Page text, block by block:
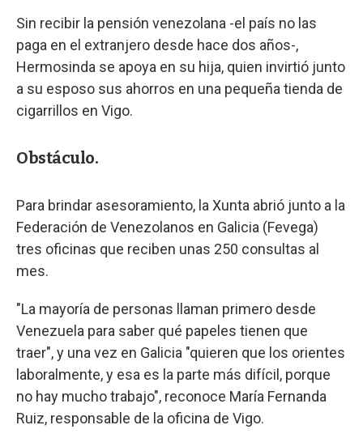
Sin recibir la pensión venezolana -el país no las
paga en el extranjero desde hace dos años-,
Hermosinda se apoya en su hija, quien invirtió junto
a su esposo sus ahorros en una pequeña tienda de
cigarrillos en Vigo.
Obstáculo.
Para brindar asesoramiento, la Xunta abrió junto a la
Federación de Venezolanos en Galicia (Fevega)
tres oficinas que reciben unas 250 consultas al
mes.
"La mayoría de personas llaman primero desde
Venezuela para saber qué papeles tienen que
traer", y una vez en Galicia "quieren que los orientes
laboralmente, y esa es la parte más difícil, porque
no hay mucho trabajo", reconoce María Fernanda
Ruiz, responsable de la oficina de Vigo.